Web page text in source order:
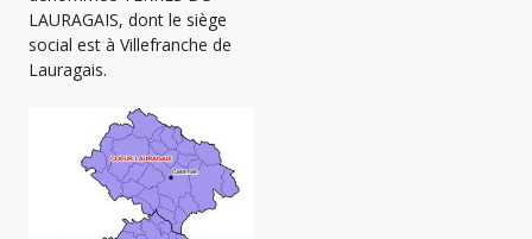
LAURAGAIS, dont le siège
social est à Villefranche de
Lauragais.